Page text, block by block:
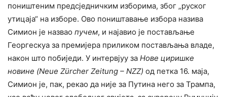
поништеним предсједничким изборима, због „руског
утицаја“ на изборе. Ово поништавање избора назива
Симион је назвао пучем, и најавио је постављање
Георгескуа за премијера приликом постављања владе,
након што побиједи. У интервјуу за Нове циришке
новине (Neue Zürcher Zeitung – NZZ) од петка 16. маја,
Симион је, пак, рекао да није за Путина него за Трампа,